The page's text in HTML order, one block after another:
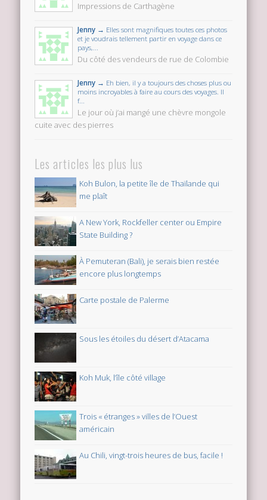
Impressions de Carthagène
Jenny → Elles sont magnifiques toutes ces photos
et je voudrais tellement partir en voyage dans ce
pays,...
Du côté des vendeurs de rue de Colombie
Jenny → Eh bien, il y a toujours des choses plus ou
moins incroyables à faire au cours des voyages. Il
f...
Le jour où j’ai mangé une chèvre mongole
cuite avec des pierres
Les articles les plus lus
Koh Bulon, la petite île de Thaïlande qui
me plaît
A New York, Rockfeller center ou Empire
State Building ?
À Pemuteran (Bali), je serais bien restée
encore plus longtemps
Carte postale de Palerme
Sous les étoiles du désert d’Atacama
Koh Muk, l’île côté village
Trois « étranges » villes de l’Ouest
américain
Au Chili, vingt-trois heures de bus, facile !